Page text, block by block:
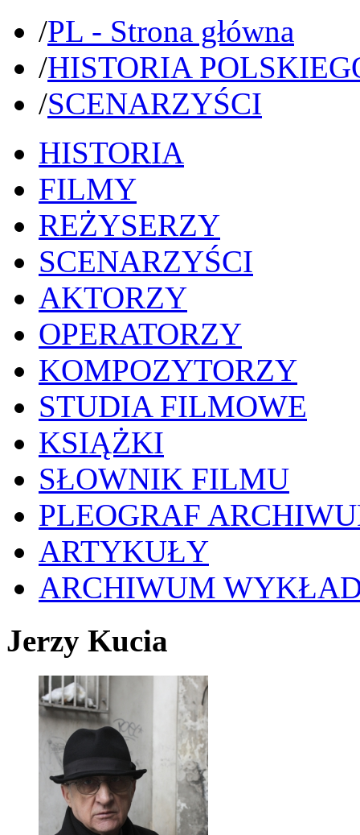
/PL - Strona główna
/HISTORIA
/SCENARZYŚCI
HISTORIA
FILMY
REŻYSERZY
SCENARZYŚCI
AKTORZY
OPERATORZY
KOMPOZYTORZY
STUDIA FILMOWE
KSIĄŻKI
SŁOWNIK FILMU
PLEOGRAF
ARTYKUŁY
ARCHIWUM
Jerzy Kucia